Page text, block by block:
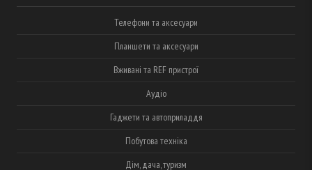
Телефони та аксесуари
Планшети та аксесуари
Вживані та REF пристрої
Аудіо
Гаджети та автоприладдя
Побутова техніка
Дім, дача, туризм